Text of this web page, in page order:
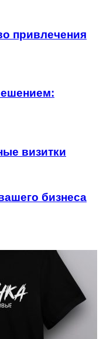
привлечения
визитки
бизнеса